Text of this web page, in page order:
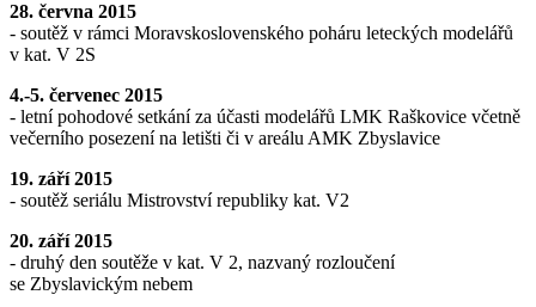
28. června 2015
- soutěž v rámci Moravskoslovenského poháru leteckých modelářů
v kat. V 2S
4.-5. červenec 2015
- letní pohodové setkání za účasti modelářů LMK Raškovice včetně
večerního posezení na letišti či v areálu AMK Zbyslavice
19. září 2015
- soutěž seriálu Mistrovství republiky kat. V2
20. září 2015
- druhý den soutěže v kat. V 2, nazvaný rozloučení
se Zbyslavickým nebem